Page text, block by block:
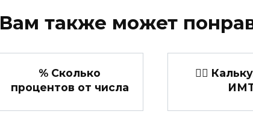
Вам также может
% Сколько
процентов от числа
👩‍⚕️